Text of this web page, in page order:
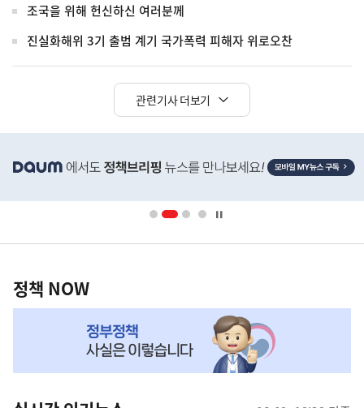
조국을 위해 헌신하신 여러분께
진실화해위 3기 출범 계기 국가폭력 피해자 위로오찬
관련기사 더보기
단
배
영
책
NOW,
정책 NOW